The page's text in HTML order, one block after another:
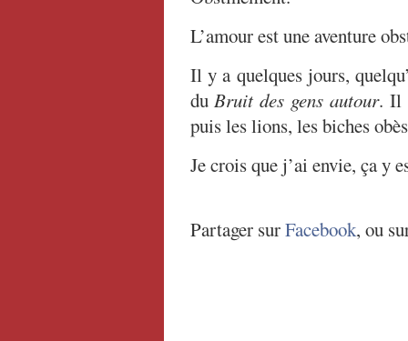
L’amour est une aventure
Il y a quelques jours,
duBruit des gens autour. Il
puis les lions, les biches
Je crois que j’ai envie, ça y
Partager surFacebook, ou